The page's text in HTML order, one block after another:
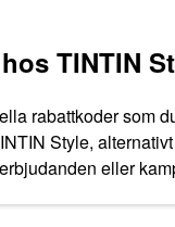
TINTIN
rabattkoder som
Style,
eller